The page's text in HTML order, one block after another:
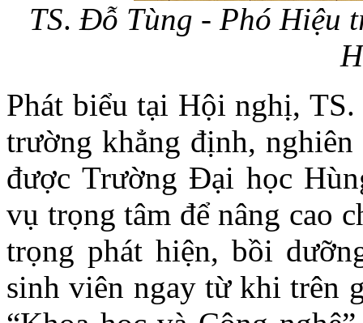
TS. Đỗ Tùng - Phó Hiệu
Phát biểu tại Hội nghị,
trường khẳng định,
được Trường Đại học
vụ trọng tâm để nâng cao
trọng phát hiện, bồi
sinh viên ngay từ khi trên